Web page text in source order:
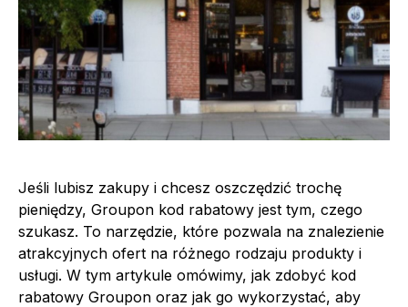
Jeśli lubisz zakupy i chcesz oszczędzić trochę
pieniędzy, Groupon kod rabatowy jest tym, czego
szukasz. To narzędzie, które pozwala na znalezienie
atrakcyjnych ofert na różnego rodzaju produkty i
usługi. W tym artykule omówimy, jak zdobyć kod
rabatowy Groupon oraz jak go wykorzystać, aby